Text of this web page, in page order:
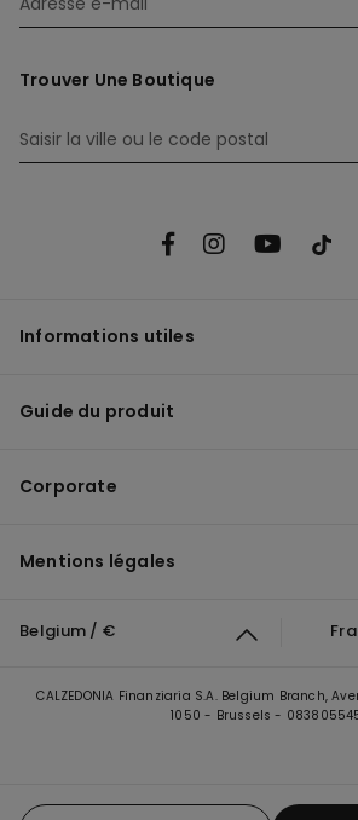
Trouver Une Boutique
Informations utiles
Guide du produit
Corporate
Mentions légales
Belgium / €
CALZEDONIA Finanziaria S.A. Belgium Branch,
1050 - Brussels -